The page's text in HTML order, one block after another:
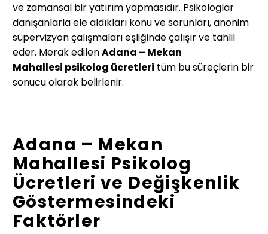
ve zamansal bir yatırım yapmasıdır. Psikologlar
danışanlarla ele aldıkları konu ve sorunları, anonim
süpervizyon çalışmaları eşliğinde çalışır ve tahlil
eder. Merak edilenAdana – Mekan
Mahallesi psikolog ücretleri tüm bu süreçlerin bir
sonucu olarak belirlenir.
Adana – Mekan
Mahallesi Psikolog
Ücretleri ve Değişkenlik
Göstermesindeki
Faktörler